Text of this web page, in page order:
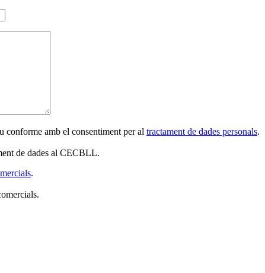
conforme amb el consentiment per al tractament de dades personals.
de dades al CECBLL.
.